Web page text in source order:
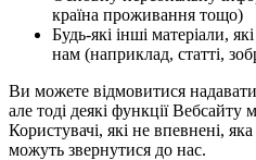
країна проживання тощо)
Будь-які інші матеріали,
нам (наприклад, статті,
Ви можете відмовитися
але тоді деякі функції Вебсайту
Користувачі, які не впевнені,
можуть звернутися до нас.